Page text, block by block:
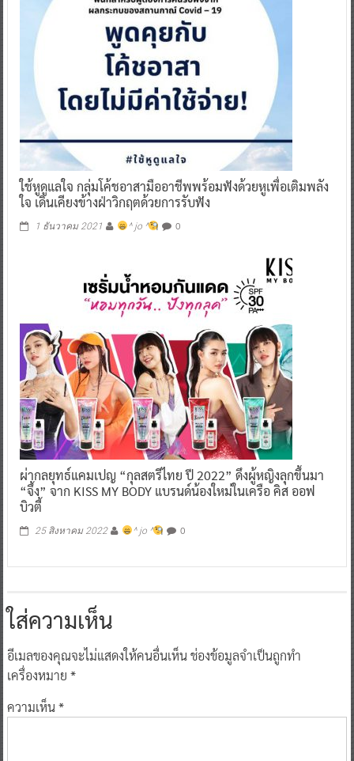
ใช้หูดูแลใจ กลุ่มโค้ชอาสามืออาชีพพร้อมฟังด้วยหูเพื่อเติมพลัง
ใจ เดินเคียงข้างฝ่าวิกฤตด้วยการรับฟัง
1 ธันวาคม 2021 ^ jo ^ 0
ผ่ากลยุทธ์แคมเปญ “กุลสตรีไทย ปี 2022” ดึงผู้หญิงลุกขึ้นมา
“จึ้ง” จาก KISS MY BODY แบรนด์น้องใหม่ในเครือ คิส ออฟ
บิวตี้
25 สิงหาคม 2022 ^ jo ^ 0
ใส่ความเห็น
อีเมลของคุณจะไม่แสดงให้คนอื่นเห็นช่องข้อมูลจำเป็นถูกทำ
เครื่องหมาย *
ความเห็น*